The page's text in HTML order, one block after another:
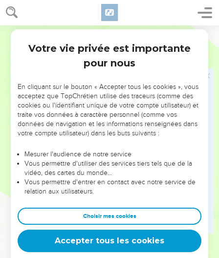
Genèse 40
panetier traversait la cour pour se rendre de la cuisine à la
chambre à manger.
Enlèvera
. C'est en hébreu le même, verbe que celui que
nous avons traduit par
au verset 13. Joseph annonce
au panetier qu'il sera décapité, puis que son corps sera
pour les Egyptiens une terrible aggravation de la peine de
mort, car ils estimaient que l'âme d'un mort dont le corps
demeurait sans sépulture était condamnée à errer
éternellement.
20 à 23Accomplissement des songes
Jour de naissance. Ici encore, les monuments sont venus
confirmer l'exactitude du récit biblique. Ils nous renseignent
même sur le cérémonial de la fête du roi : tous les officiers
de la cour se rassemblaient ce jour-là ; des prisonniers
obtenaient leur grâce, et les prêtres rappelaient au roi les
principaux événements de l'année.
Votre vie privée est importante
pour nous
En cliquant sur le bouton « Accepter tous les cookies », vous
acceptez que TopChrétien utilise des traceurs (comme des
cookies ou l'identifiant unique de votre compte utilisateur) et
traite vos données à caractère personnel (comme vos
données de navigation et les informations renseignées dans
votre compte utilisateur) dans les buts suivants :
Mesurer l'audience de notre service
Vous permettre d'utiliser des services tiers tels que de la
vidéo, des cartes du monde…
Vous permettre d'entrer en contact avec notre service de
relation aux utilisateurs.
Choisir mes cookies
Accepter tous les cookies